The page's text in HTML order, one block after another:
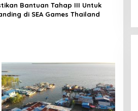
Bantuan Tahap III Untuk
di SEA Games Thailand